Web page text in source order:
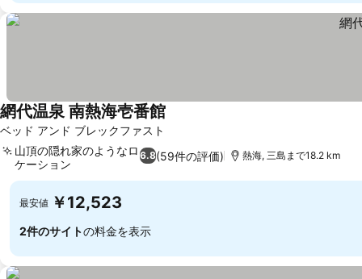
ベッド アンド ブレックファスト
網代温泉 南熱海壱番館
6.8(59件の評価)
山頂の隠れ家のようなロ
ケーション
熱海, 三島まで18.2 km
最安値 ￥12,523
2件のサイトの料金を表示